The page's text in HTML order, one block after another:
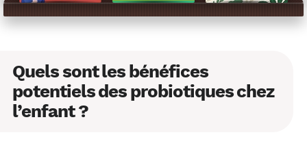
Quels sont les bénéfices
potentiels des probiotiques chez
l’enfant ?